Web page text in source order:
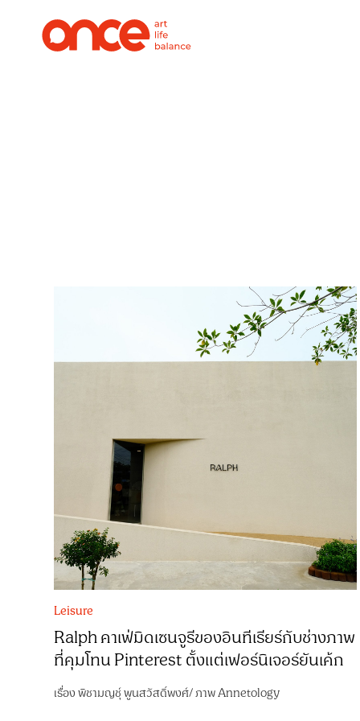
Leisure
Ralph คาเฟ่มิดเซนจูรีของอินทีเรียร์กับช่างภาพ
ที่คุมโทน Pinterest ตั้งแต่เฟอร์นิเจอร์ยันเค้ก
เรื่องพิชามญชุ์ พูนสวัสดิ์พงศ์/ภาพAnnetology